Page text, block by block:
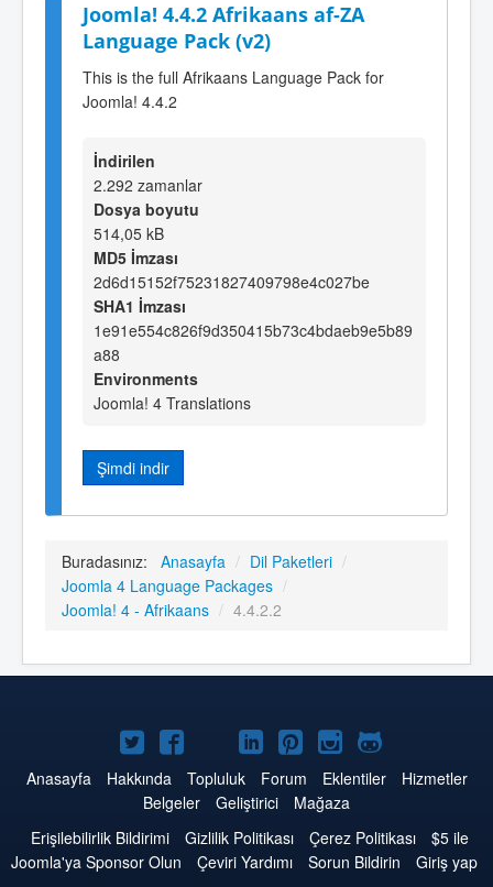
Joomla! 4.4.2 Afrikaans af-ZA
Language Pack (v2)
This is the full Afrikaans Language Pack for
Joomla! 4.4.2
İndirilen
2.292 zamanlar
Dosya boyutu
514,05 kB
MD5 İmzası
2d6d15152f75231827409798e4c027be
SHA1 İmzası
1e91e554c826f9d350415b73c4bdaeb9e5b89
a88
Environments
Joomla! 4 Translations
Şimdi indir
Buradasınız: Anasayfa / Dil Paketleri /
Joomla 4 Language Packages /
Joomla! 4 - Afrikaans / 4.4.2.2
Twitter'da
Joomla
Facebook'da
Joomla
YouTube'da
Joomla
LinkedIn'de
Joomla
Pinterest'de
Joomla
Instagram'da
Joomla
GitHub'da
Joomla
Anasayfa Hakkında Topluluk Forum Eklentiler
Hizmetler
Belgeler
Geliştirici
Mağaza
Erişilebilirlik Bildirimi
Gizlilik Politikası Çerez Politikası
$5 ile
Joomla'ya Sponsor Olun
Çeviri Yardımı Sorun Bildirin
Giriş yap